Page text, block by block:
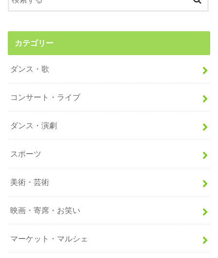
カテゴリー
ダンス・歌
コンサート・ライブ
ダンス・演劇
スポーツ
美術・芸術
映画・寄席・お笑い
マーケット・マルシェ